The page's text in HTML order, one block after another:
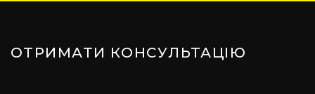
ОТРИМАТИ КОНСУЛЬТАЦІЮ